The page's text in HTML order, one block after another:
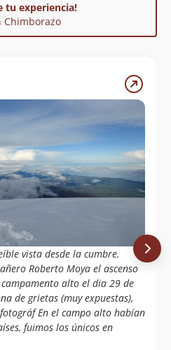
tu experiencia!
Chimborazo
vista desde la cumbre.
Roberto Moya el ascenso
alto el dia 29 de
de grietas (muy expuestas),
En el campo alto habían
fuimos los únicos en